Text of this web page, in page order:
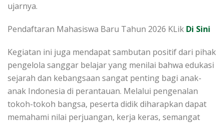
ujarnya.
Pendaftaran Mahasiswa Baru Tahun 2026 KLik Di Sini
Kegiatan ini juga mendapat sambutan positif dari pihak
pengelola sanggar belajar yang menilai bahwa edukasi
sejarah dan kebangsaan sangat penting bagi anak-
anak Indonesia di perantauan. Melalui pengenalan
tokoh-tokoh bangsa, peserta didik diharapkan dapat
memahami nilai perjuangan, kerja keras, semangat